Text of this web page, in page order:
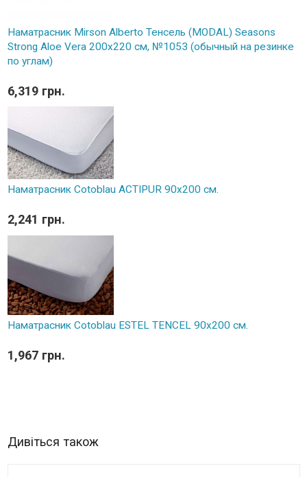
Наматрасник Mirson Alberto Тенсель (MODAL) Seasons
Strong Aloe Vera 200x220 см, №1053 (обычный на резинке
по углам)
6,319 грн.
Наматрасник Cotoblau ACTIPUR 90х200 см.
2,241 грн.
Наматрасник Cotoblau ESTEL TENCEL 90х200 см.
1,967 грн.
Дивіться також